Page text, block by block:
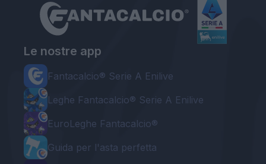
Le nostre app
Fantacalcio® Serie A Enilive
Leghe Fantacalcio® Serie A Enilive
EuroLeghe Fantacalcio®
Guida per l'asta perfetta